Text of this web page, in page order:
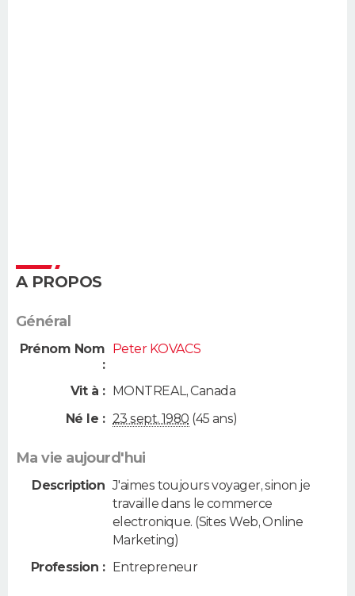
A PROPOS
Général
Prénom Nom
:
Peter KOVACS
Vit à : MONTREAL,Canada
Né le : 23 sept. 1980 (45 ans)
Ma vie aujourd'hui
Description J'aimes toujours voyager, sinon je
travaille dans le commerce
electronique. (Sites Web, Online
Marketing)
Profession :
Entrepreneur